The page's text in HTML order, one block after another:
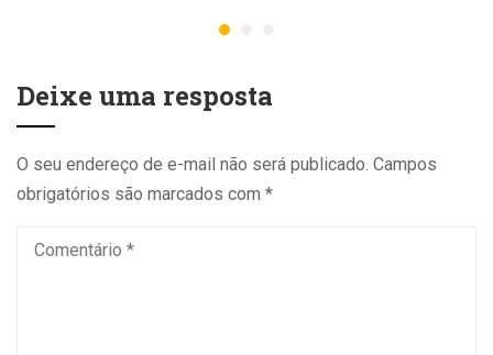
Deixe uma resposta
O seu endereço de e-mail não será publicado. Campos
obrigatórios são marcados com *